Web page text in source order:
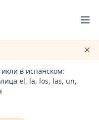
в испанском:
el, la, los, las, un,